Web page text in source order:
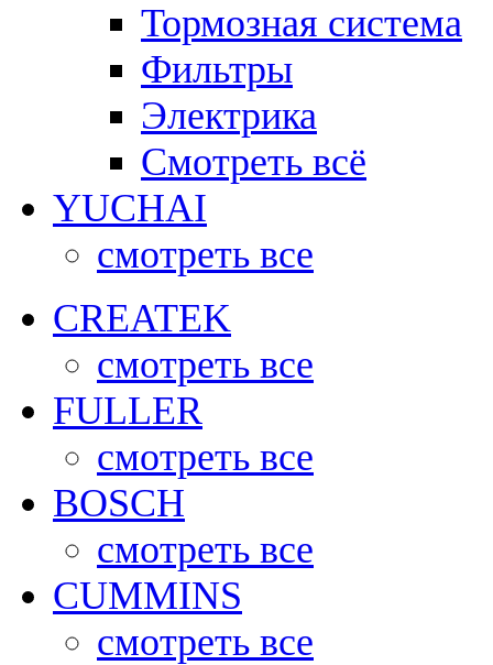
Тормозная система
Фильтры
Электрика
Смотреть всё
YUCHAI
смотреть все
CREATEK
смотреть все
FULLER
смотреть все
BOSCH
смотреть все
CUMMINS
смотреть все